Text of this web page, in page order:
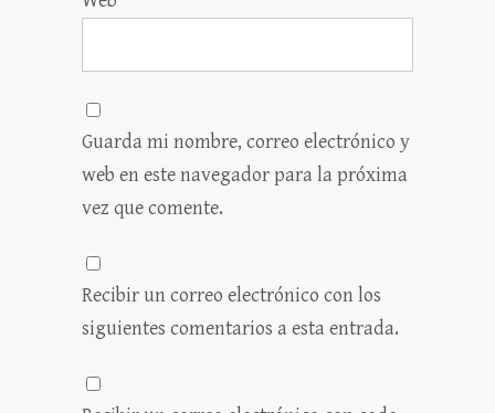
Guarda mi nombre, correo electrónico y
web en este navegador para la próxima
vez que comente.
Recibir un correo electrónico con los
siguientes comentarios a esta entrada.